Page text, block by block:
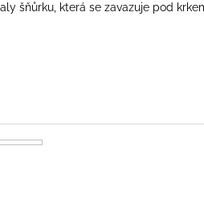
šňůrku, která se zavazuje pod